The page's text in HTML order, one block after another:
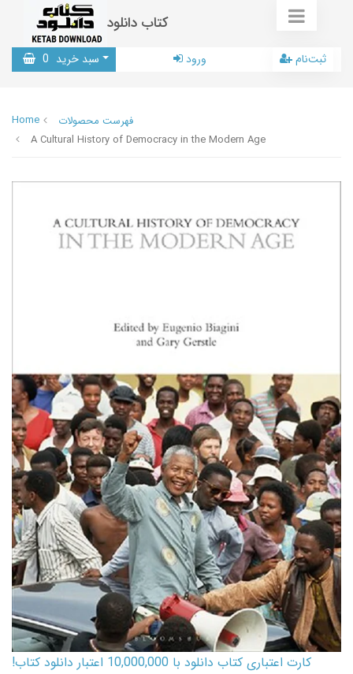
کتاب دانلود
سبد خرید 0 ورود ثبت‌نام
Home
فهرست محصولات
A Cultural History of Democracy in the Modern Age
کارت اعتباری کتاب دانلود با 10,000,000 اعتبار دانلود کتاب!